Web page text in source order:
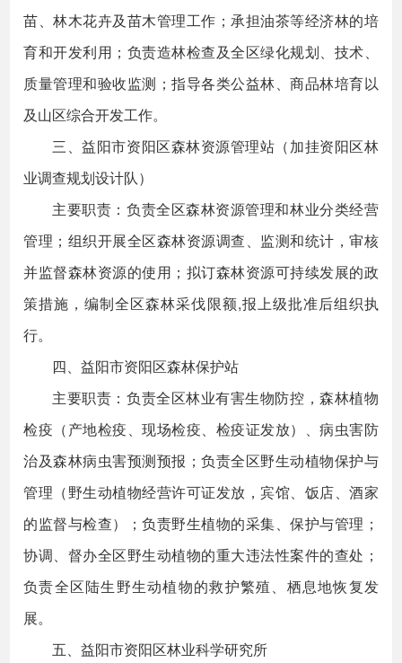
苗、林木花卉及苗木管理工作；承担油茶等经济林的培
育和开发利用；负责造林检查及全区绿化规划、技术、
质量管理和验收监测；指导各类公益林、商品林培育以
及山区综合开发工作。
三、益阳市资阳区森林资源管理站（加挂资阳区林
业调查规划设计队）
主要职责：负责全区森林资源管理和林业分类经营
管理；组织开展全区森林资源调查、监测和统计，审核
并监督森林资源的使用；拟订森林资源可持续发展的政
策措施，编制全区森林采伐限额,报上级批准后组织执
行。
四、益阳市资阳区森林保护站
主要职责：负责全区林业有害生物防控，森林植物
检疫（产地检疫、现场检疫、检疫证发放）、病虫害防
治及森林病虫害预测预报；负责全区野生动植物保护与
管理（野生动植物经营许可证发放，宾馆、饭店、酒家
的监督与检查）；负责野生植物的采集、保护与管理；
协调、督办全区野生动植物的重大违法性案件的查处；
负责全区陆生野生动植物的救护繁殖、栖息地恢复发
展。
五、益阳市资阳区林业科学研究所